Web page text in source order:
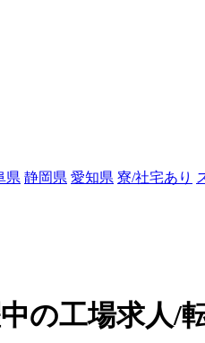
県 静岡県 愛知県 寮/社宅あり
の工場求人/